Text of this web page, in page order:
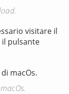
visitare il
pulsante